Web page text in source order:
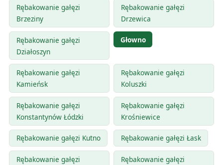
Rębakowanie gałęzi
Brzeziny
Rębakowanie gałęzi
Drzewica
Rębakowanie gałęzi
Działoszyn
Głowno
Rębakowanie gałęzi
Kamieńsk
Rębakowanie gałęzi
Koluszki
Rębakowanie gałęzi
Konstantynów Łódzki
Rębakowanie gałęzi
Krośniewice
Rębakowanie gałęzi Kutno Rębakowanie gałęzi Łask
Rębakowanie gałęzi
Rębakowanie gałęzi